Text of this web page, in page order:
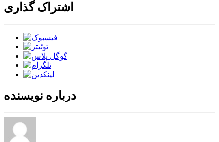
اشتراک گذاری
درباره نویسنده